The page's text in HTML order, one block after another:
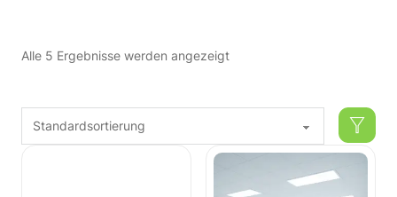
Alle 5 Ergebnisse werden angezeigt